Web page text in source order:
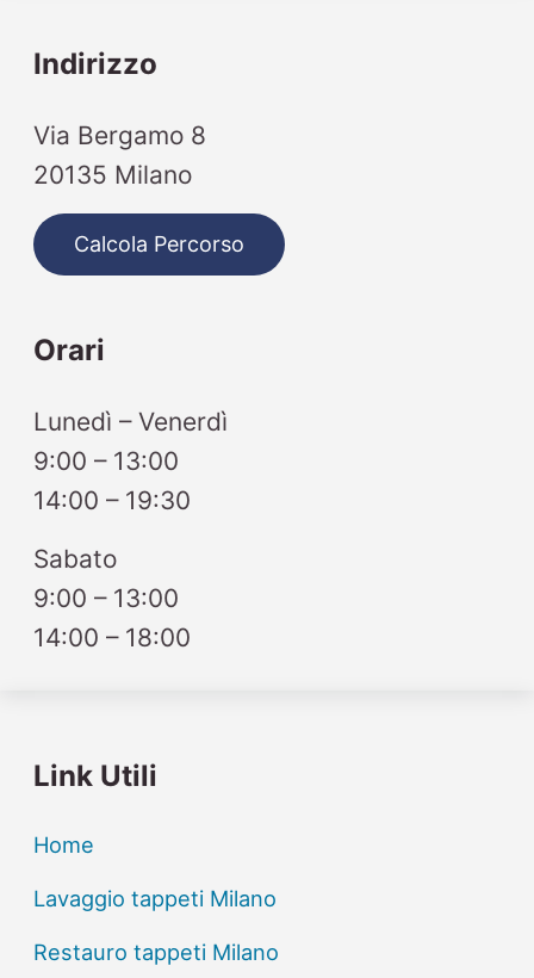
Indirizzo
Via Bergamo 8
20135 Milano
Calcola Percorso
Orari
Lunedì – Venerdì
9:00 – 13:00
14:00 – 19:30
Sabato
9:00 – 13:00
14:00 – 18:00
Link Utili
Home
Lavaggio tappeti Milano
Restauro tappeti Milano